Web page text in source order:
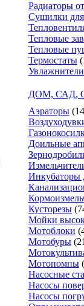
Радиаторы
Сушилки
Тепловые
Тепловые
Термостаты
ДОМ, САД,
Аэраторы
Доильные
Инкубаторы
Кусторезы
Мойки
Мотоблоки
Мотобуры
Мотопомпы
Насосные
Насосы
Насосы